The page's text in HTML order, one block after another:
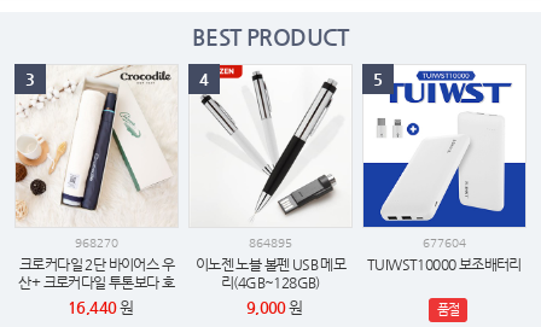
BEST PRODUCT
968270
크로커다일 2단 바이어스 우
산+ 크로커다일 투톤보다 호
텔 수건세트
16,440원
3
864895
이노젠 노블 볼펜 USB 메모
리(4GB~128GB)
9,000원
4
677604
TUIWST10000 보조배터리
품절
5